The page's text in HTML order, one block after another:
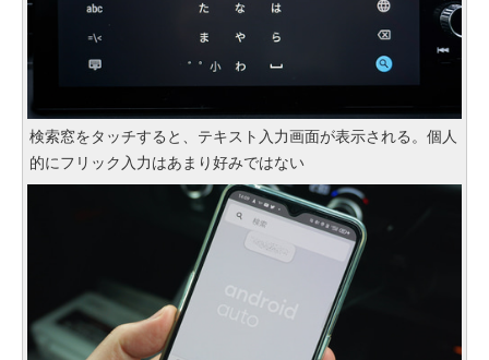
検索窓をタッチすると、テキスト入力画面が表示される。個人
的にフリック入力はあまり好みではない